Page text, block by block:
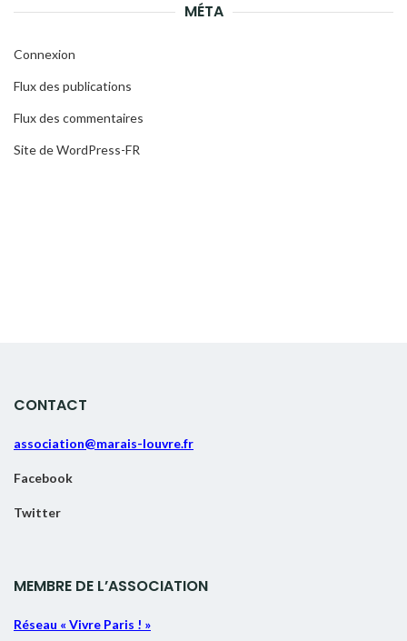
MÉTA
Connexion
Flux des publications
Flux des commentaires
Site de WordPress-FR
CONTACT
association@marais-louvre.fr
Facebook
Twitter
MEMBRE DE L’ASSOCIATION
Réseau « Vivre Paris ! »